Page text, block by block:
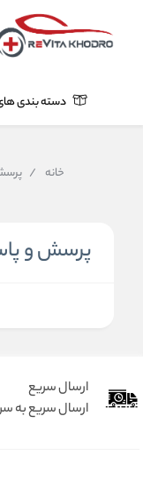
دسته بندی
خانه /
پرسش و
ارسال سریع
ارسال سریع به